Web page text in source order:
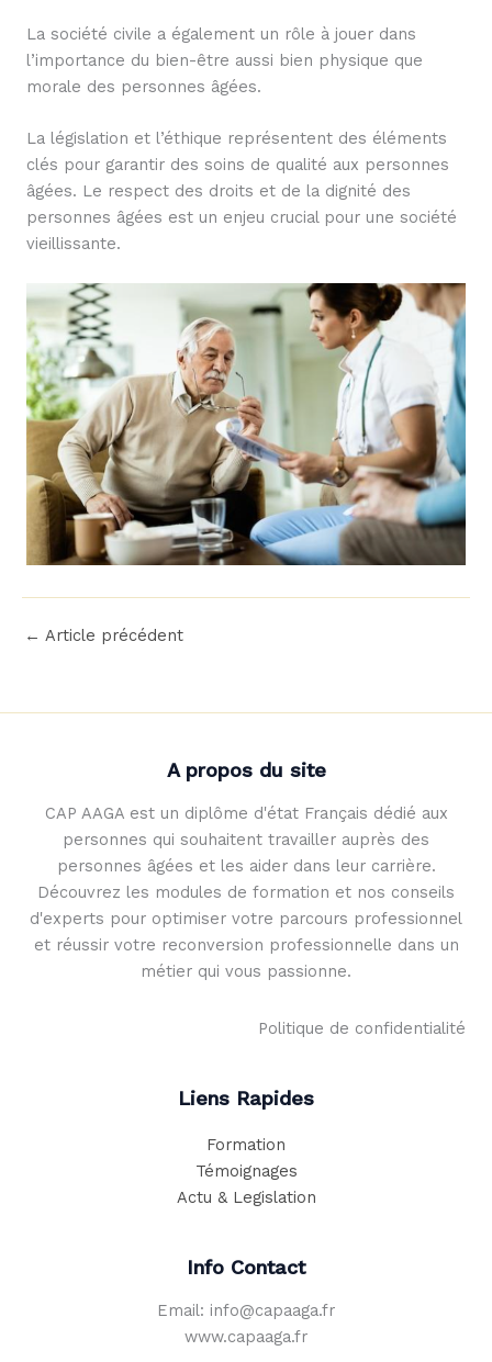
La société civile a également un rôle à jouer dans
l’importance du bien-être aussi bien physique que
morale des personnes âgées.
La législation et l’éthique représentent des éléments
clés pour garantir des soins de qualité aux personnes
âgées. Le respect des droits et de la dignité des
personnes âgées est un enjeu crucial pour une société
vieillissante.
← Article précédent
A propos du site
CAP AAGA est un diplôme d'état Français dédié aux
personnes qui souhaitent travailler auprès des
personnes âgées et les aider dans leur carrière.
Découvrez les modules de formation et nos conseils
d'experts pour optimiser votre parcours professionnel
et réussir votre reconversion professionnelle dans un
métier qui vous passionne.
Politique de confidentialité
Liens Rapides
Formation
Témoignages
Actu & Legislation
Info Contact
Email: info@capaaga.fr
www.capaaga.fr